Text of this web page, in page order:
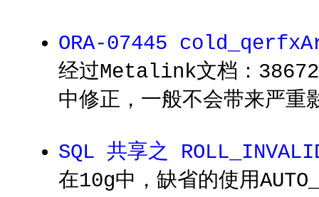
ORA-07445
经过Metalink文档：
中修正，一般不会带来严重
SQL 共享之
在10g中，缺省的使用